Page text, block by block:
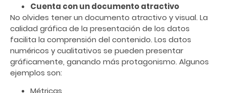
Cuenta con un documento atractivo
No olvides tener un documento atractivo y visual. La
calidad gráfica de la presentación de los datos
facilita la comprensión del contenido. Los datos
numéricos y cualitativos se pueden presentar
gráficamente, ganando más protagonismo. Algunos
ejemplos son:
Métricas